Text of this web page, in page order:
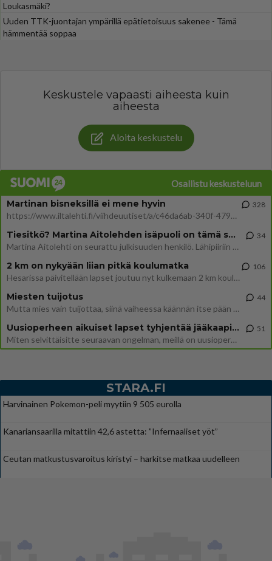
Loukasmäki?
Uuden TTK-juontajan ympärillä epätietoisuus sakenee - Tämä
hämmentää soppaa
Keskustele vapaasti aiheesta kuin
aiheesta
Aloita keskustelu
Osallistu keskusteluun
Martinan bisneksillä ei mene hyvin
https://www.iltalehti.fi/viihdeuutiset/a/c46da6ab-340f-4790-aaa7-0865eed2336 Yrityksen konkurssihakemus on tullut kärä
328
Tiesitkö? Martina Aitolehden isäpuoli on tämä suosittu laulaja
Martina Aitolehti on seurattu julkisuuden henkilö. Lähipiiriin mahtuu muitakin tunnettuja henkilöitä. Tiesitkö, että Ma
34
2 km on nykyään liian pitkä koulumatka
Hesarissa päivitellään lapset joutuu nyt kulkemaan 2 km kouluun jösses. Ruostefillarilla tuo matka menee vaikka miten äk
106
Miesten tuijotus
Mutta mies vain tuijottaa, siinä vaiheessa käännän itse pään pois. Mikä juttu? Yleensä jos joku tuijottaa tai katsoo, hä
44
Uusioperheen aikuiset lapset tyhjentää jääkaapin käydessään
Miten selvittäisitte seuraavan ongelman, meillä on uusioperhe, minulla teini-ikäiset lapset ja puolisolla aikuiset, jotk
51
STARA.FI
Harvinainen Pokemon-peli myytiin 9 505 eurolla
Kanariansaarilla mitattiin 42,6 astetta: ”Infernaaliset yöt”
Ceutan matkustusvaroitus kiristyi – harkitse matkaa uudelleen